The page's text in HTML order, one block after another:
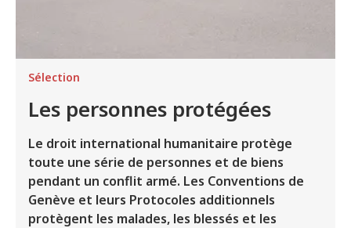
Sélection
Les personnes protégées
Le droit international humanitaire protège
toute une série de personnes et de biens
pendant un conflit armé. Les Conventions de
Genève et leurs Protocoles additionnels
protègent les malades, les blessés et les